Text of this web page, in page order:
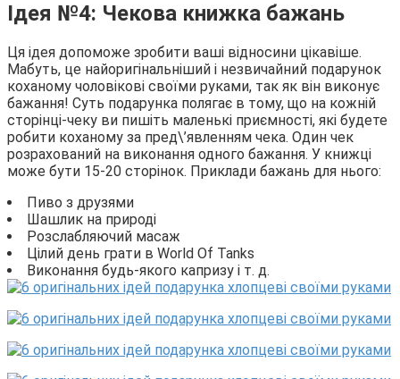
Ідея №4: Чекова книжка бажань
Ця ідея допоможе зробити ваші відносини цікавіше.
Мабуть, це найоригінальніший і незвичайний подарунок
коханому чоловікові своїми руками, так як він виконує
бажання! Суть подарунка полягає в тому, що на кожній
сторінці-чеку ви пишіть маленькі приємності, які будете
робити коханому за пред\’явленням чека. Один чек
розрахований на виконання одного бажання. У книжці
може бути 15-20 сторінок. Приклади бажань для нього:
Пиво з друзями
Шашлик на природі
Розслабляючий масаж
Цілий день грати в World Of Tanks
Виконання будь-якого капризу і т. д.